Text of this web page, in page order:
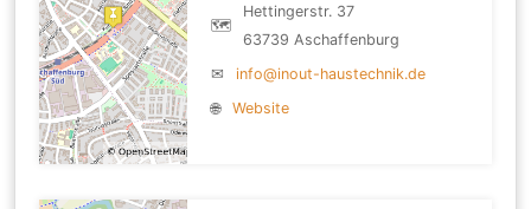
🗺
Hettingerstr. 37
63739 Aschaffenburg
✉
info@inout-haustechnik.de
🌐
Website